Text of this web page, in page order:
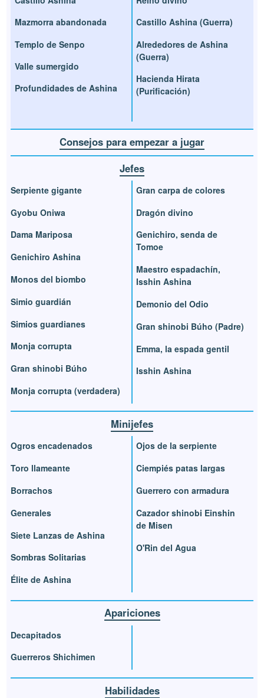
Mazmorra abandonada
Templo de Senpo
Valle sumergido
Profundidades de Ashina
Castillo Ashina (Guerra)
Alrededores de Ashina
(Guerra)
Hacienda Hirata
(Purificación)
Consejos para empezar a jugar
Jefes
Serpiente gigante
Gyobu Oniwa
Dama Mariposa
Genichiro Ashina
Monos del biombo
Simio guardián
Simios guardianes
Monja corrupta
Gran shinobi Búho
Monja corrupta (verdadera)
Gran carpa de colores
Dragón divino
Genichiro, senda de
Tomoe
Maestro espadachín,
Isshin Ashina
Demonio del Odio
Gran shinobi Búho (Padre)
Emma, la espada gentil
Isshin Ashina
Minijefes
Ogros encadenados
Toro llameante
Borrachos
Generales
Siete Lanzas de Ashina
Sombras Solitarias
Élite de Ashina
Ojos de la serpiente
Ciempiés patas largas
Guerrero con armadura
Cazador shinobi Einshin
de Misen
O'Rin del Agua
Apariciones
Decapitados
Guerreros Shichimen
Habilidades